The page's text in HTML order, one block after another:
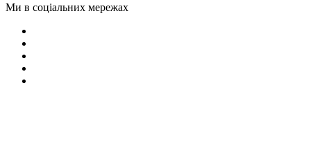
Ми в соціальних мережах